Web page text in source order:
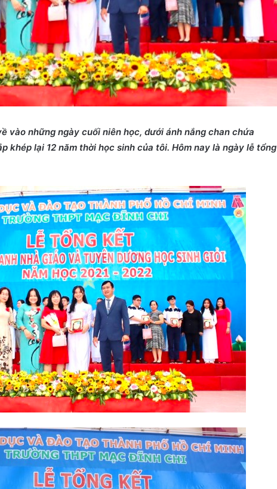
vào những ngày cuối niên học, dưới ánh nắng chan chứa
khép lại 12 năm thời học sinh của tôi. Hôm nay là ngày lễ tổng